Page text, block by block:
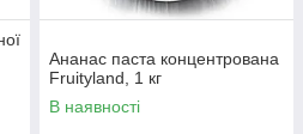
Ананас паста концентрована
Fruityland, 1 кг
В наявності